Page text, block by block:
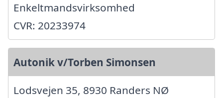
Enkeltmandsvirksomhed
CVR: 20233974
Autonik v/Torben Simonsen
Lodsvejen 35, 8930 Randers NØ